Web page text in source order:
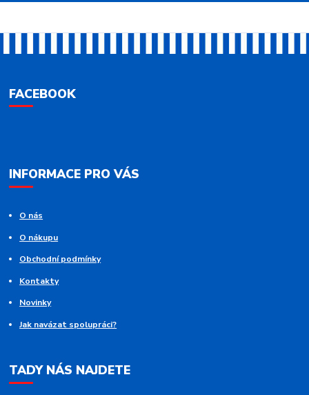
FACEBOOK
INFORMACE PRO VÁS
O nás
O nákupu
Obchodní podmínky
Kontakty
Novinky
Jak navázat spolupráci?
TADY NÁS NAJDETE